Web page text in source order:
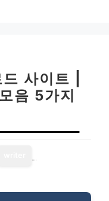
사이트 |
음 5가지